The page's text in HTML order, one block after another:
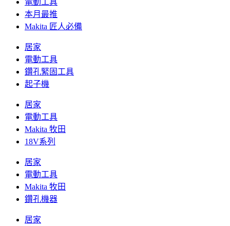
電動工具
本月最推
Makita 匠人必備
居家
電動工具
鑽孔緊固工具
起子機
居家
電動工具
Makita 牧田
18V系列
居家
電動工具
Makita 牧田
鑽孔機器
居家